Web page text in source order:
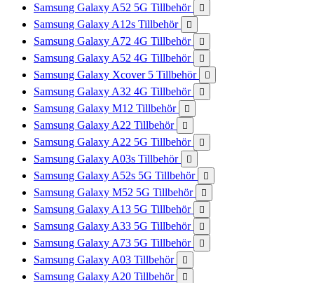
Samsung Galaxy A52 5G Tillbehör 
Samsung Galaxy A12s Tillbehör 
Samsung Galaxy A72 4G Tillbehör 
Samsung Galaxy A52 4G Tillbehör 
Samsung Galaxy Xcover 5 Tillbehör 
Samsung Galaxy A32 4G Tillbehör 
Samsung Galaxy M12 Tillbehör 
Samsung Galaxy A22 Tillbehör 
Samsung Galaxy A22 5G Tillbehör 
Samsung Galaxy A03s Tillbehör 
Samsung Galaxy A52s 5G Tillbehör 
Samsung Galaxy M52 5G Tillbehör 
Samsung Galaxy A13 5G Tillbehör 
Samsung Galaxy A33 5G Tillbehör 
Samsung Galaxy A73 5G Tillbehör 
Samsung Galaxy A03 Tillbehör 
Samsung Galaxy A20 Tillbehör 